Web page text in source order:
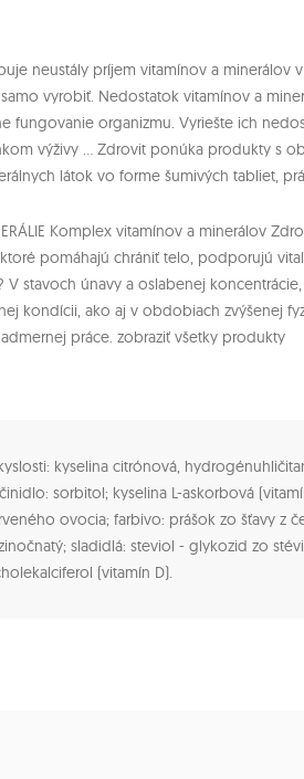
neustály príjem vitamínov a minerálov
vyrobiť. Nedostatok vitamínov a
fungovanie organizmu. Vyriešte ich
výživy ... Zdrovit ponúka produkty s
látok vo forme šumivých tabliet,
Komplex vitamínov a minerálov
pomáhajú chrániť telo, podporujú
V stavoch únavy a oslabenej
kondícii, ako aj v obdobiach zvýšenej
práce. zobraziť všetky produkty
kyselina citrónová,
sorbitol; kyselina L-askorbová
ovocia; farbivo: prášok zo šťavy z
sladidlá: steviol - glykozid zo
(vitamín D).